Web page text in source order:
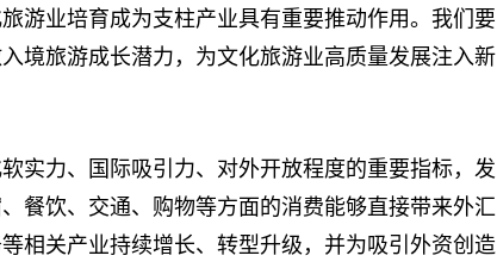
游业培育成为支柱产业具有重要推动作用。我们要
境旅游成长潜力，为文化旅游业高质量发展注入新
力、国际吸引力、对外开放程度的重要指标，发
餐饮、交通、购物等方面的消费能够直接带来外汇
相关产业持续增长、转型升级，并为吸引外资创造